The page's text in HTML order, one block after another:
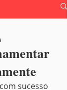
sucesso